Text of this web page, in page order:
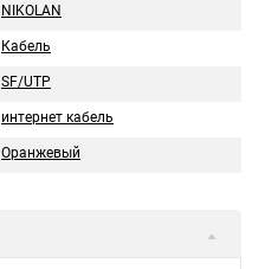
NIKOLAN
Кабель
SF/UTP
интернет кабель
Оранжевый